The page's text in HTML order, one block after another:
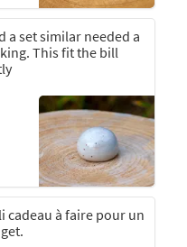
a set similar needed a
This fit the bill
cadeau à faire pour un